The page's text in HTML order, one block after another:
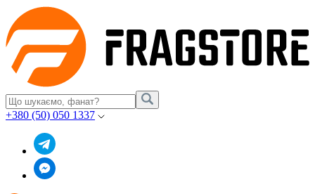
+380 (50) 050 1337